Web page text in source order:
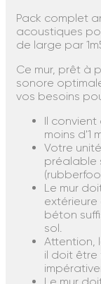
Pack complet
acoustiques
de large par
Ce mur, prêt à
sonore
vos besoins
Il
moins d'1
Votre
préalable
Le mur
extérieure
béton
sol.
Attention,
il doit être